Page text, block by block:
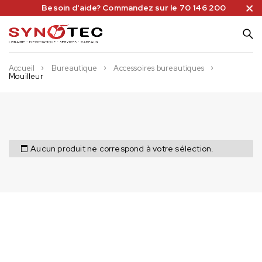
Besoin d'aide? Commandez sur le 70 146 200
Accueil Bureautique
Accessoires bureautiques
Mouilleur
Aucun produit ne correspond à votre sélection.